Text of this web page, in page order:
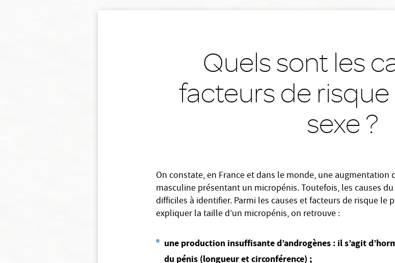
Quels sont les
facteurs de risque
sexe ?
On constate, en France et dans le monde, une
masculine présentant un micropénis. Toutefois, les causes
difficiles à identifier. Parmi les causes et facteurs de risque le
expliquer la taille d’un micropénis, on retrouve :
une production insuffisante d’androgènes : il s’agit
du pénis (longueur et circonférence) ;